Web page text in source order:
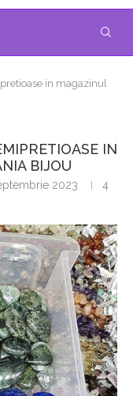
in magazinul
IN
BIJOU
2023
4